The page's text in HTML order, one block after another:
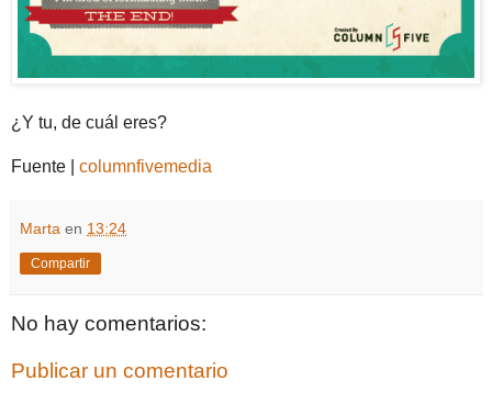
¿Y tu, de cuál eres?
Fuente | columnfivemedia
Marta en 13:24
Compartir
No hay comentarios:
Publicar un comentario